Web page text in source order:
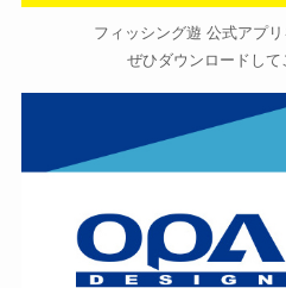
フィッシング遊 公式アプ
ぜひダウンロードして